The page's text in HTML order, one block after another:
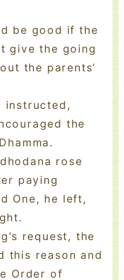
be good if the
give the going
the parents’
instructed,
the
rose
paying
One, he left,
request, the
this reason and
Order of